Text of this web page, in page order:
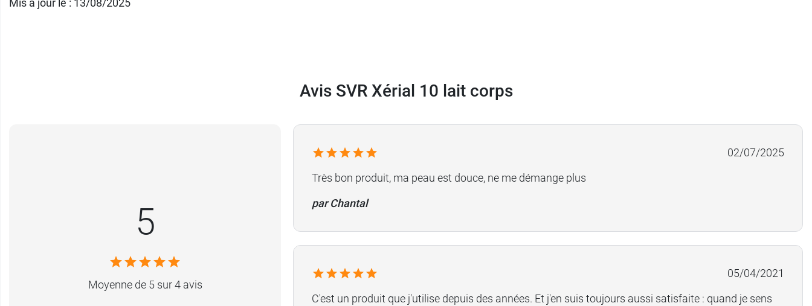
Mis à jour le : 13/08/2025
Avis SVR Xérial 10 lait corps
5
Moyenne de 5 sur 4 avis
02/07/2025
Très bon produit, ma peau est douce, ne me démange plus
par Chantal
05/04/2021
C'est un produit que j'utilise depuis des années. Et j'en suis toujours aussi satisfaite : quand je sens